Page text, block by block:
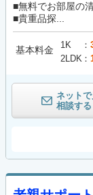
■無料でお部屋の
■貴重品探...
基本料金 1K
2LDK
ネットで
相談する